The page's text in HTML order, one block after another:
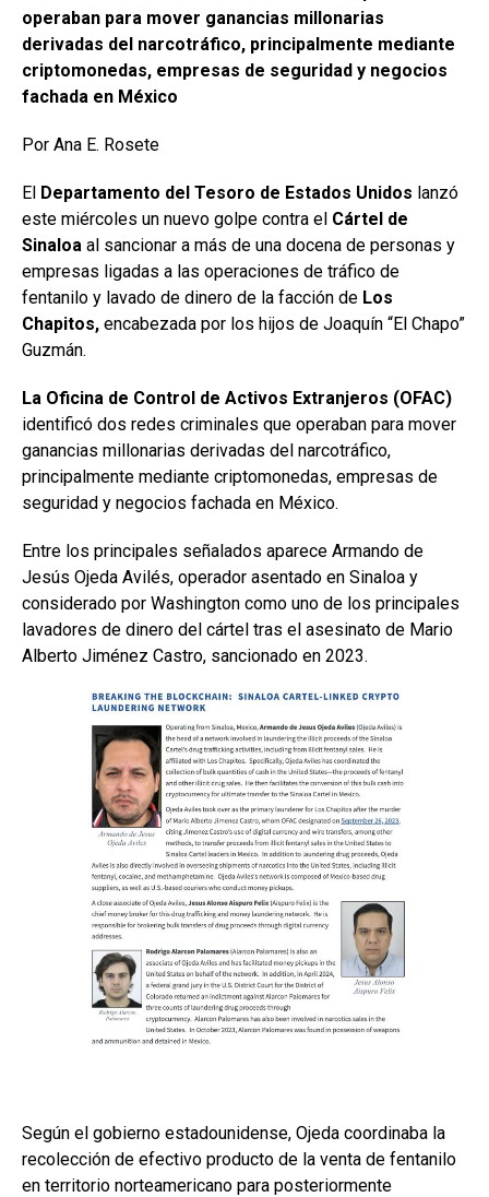
operaban para mover ganancias millonarias
derivadas del narcotráfico, principalmente mediante
criptomonedas, empresas de seguridad y negocios
fachada en México
Por Ana E. Rosete
El Departamento del Tesoro de Estados Unidos lanzó
este miércoles un nuevo golpe contra el Cártel de
Sinaloa al sancionar a más de una docena de personas y
empresas ligadas a las operaciones de tráfico de
fentanilo y lavado de dinero de la facción de Los
Chapitos, encabezada por los hijos de Joaquín “El Chapo”
Guzmán.
La Oficina de Control de Activos Extranjeros (OFAC)
identificó dos redes criminales que operaban para mover
ganancias millonarias derivadas del narcotráfico,
principalmente mediante criptomonedas, empresas de
seguridad y negocios fachada en México.
Entre los principales señalados aparece Armando de
Jesús Ojeda Avilés, operador asentado en Sinaloa y
considerado por Washington como uno de los principales
lavadores de dinero del cártel tras el asesinato de Mario
Alberto Jiménez Castro, sancionado en 2023.
Según el gobierno estadounidense, Ojeda coordinaba la
recolección de efectivo producto de la venta de fentanilo
en territorio norteamericano para posteriormente